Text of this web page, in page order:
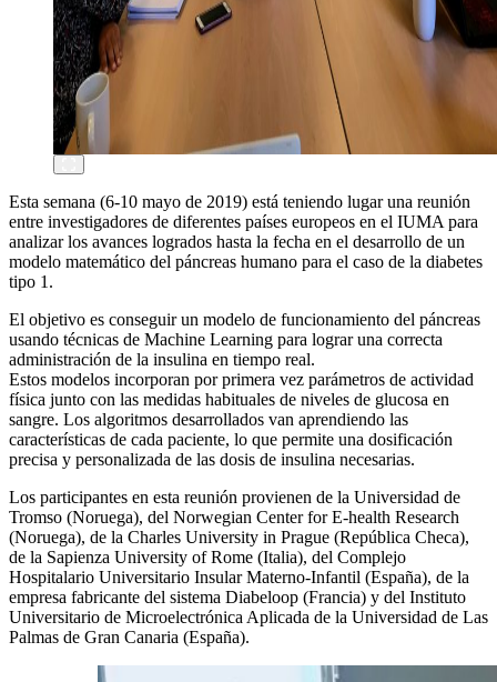
Esta semana (6-10 mayo de 2019) está teniendo lugar una reunión
entre investigadores de diferentes países europeos en el IUMA para
analizar los avances logrados hasta la fecha en el desarrollo de un
modelo matemático del páncreas humano para el caso de la diabetes
tipo 1.
El objetivo es conseguir un modelo de funcionamiento del páncreas
usando técnicas de Machine Learning para lograr una correcta
administración de la insulina en tiempo real.
Estos modelos incorporan por primera vez parámetros de actividad
física junto con las medidas habituales de niveles de glucosa en
sangre. Los algoritmos desarrollados van aprendiendo las
características de cada paciente, lo que permite una dosificación
precisa y personalizada de las dosis de insulina necesarias.
Los participantes en esta reunión provienen de la Universidad de
Tromso (Noruega), del Norwegian Center for E-health Research
(Noruega), de la Charles University in Prague (República Checa),
de la Sapienza University of Rome (Italia), del Complejo
Hospitalario Universitario Insular Materno-Infantil (España), de la
empresa fabricante del sistema Diabeloop (Francia) y del Instituto
Universitario de Microelectrónica Aplicada de la Universidad de Las
Palmas de Gran Canaria (España).